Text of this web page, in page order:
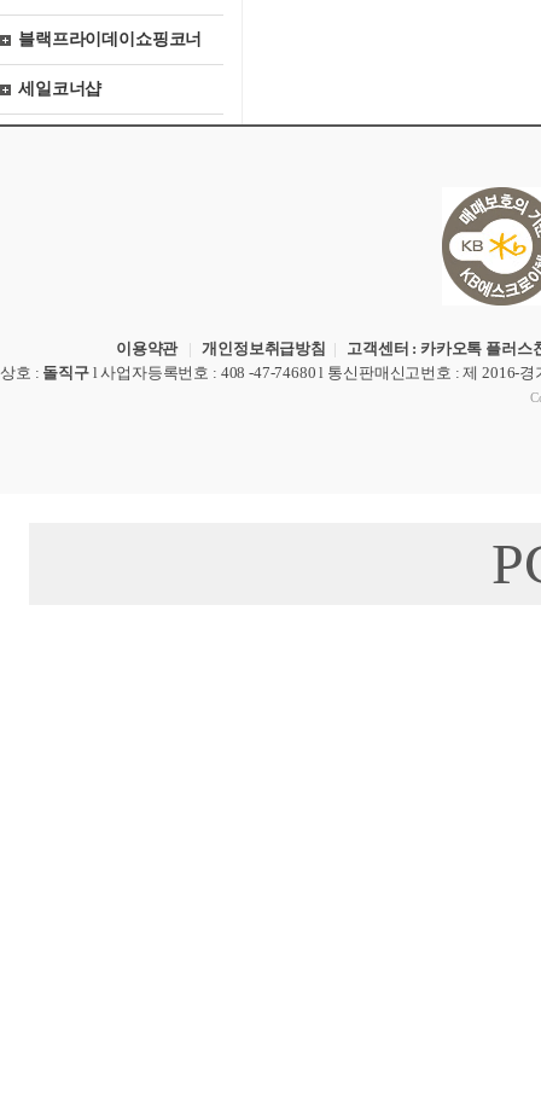
블랙프라이데이쇼핑코너
세일코너샵
이용약관 |개인정보취급방침 | 고객센터 : 카카오톡 플러스
상호 : 돌직구 l사업자등록번호 : 408 -47-74680 l 통신판매신고번호 : 제 2016-